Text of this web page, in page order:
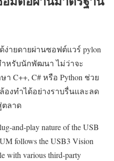
ายดายผ่านซอฟต์แวร์ pylon
หรับนักพัฒนา ไม่ว่าจะ
C++, C# หรือ Python ช่วย
องทำได้อย่างราบรื่นและลด
ลาด
and-play nature of the USB
follows the USB3 Vision
with various third-party